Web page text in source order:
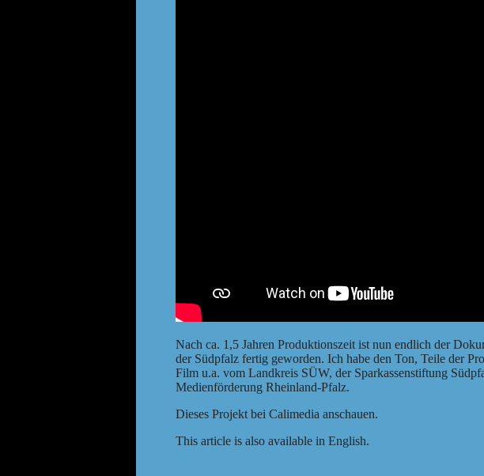
Nach ca. 1,5 Jahren Produktionszeit ist nun endlich der
der Südpfalz fertig geworden. Ich habe den Ton, Teile der
Film u.a. vom Landkreis SÜW, der Sparkassenstiftung
Medienförderung Rheinland-Pfalz.
Dieses Projekt bei Calimedia anschauen.
This article is also available in English.